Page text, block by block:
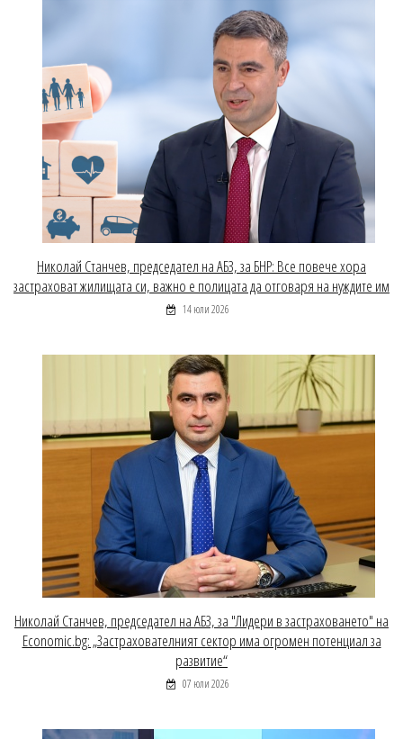
Николай Станчев, председател на АБЗ, за БНР: Все повече хора
застраховат жилищата си, важно е полицата да отговаря на нуждите им
14 юли 2026
Николай Станчев, председател на АБЗ, за "Лидери в застраховането" на
Economic.bg: „Застрахователният сектор има огромен потенциал за
развитие“
07 юли 2026